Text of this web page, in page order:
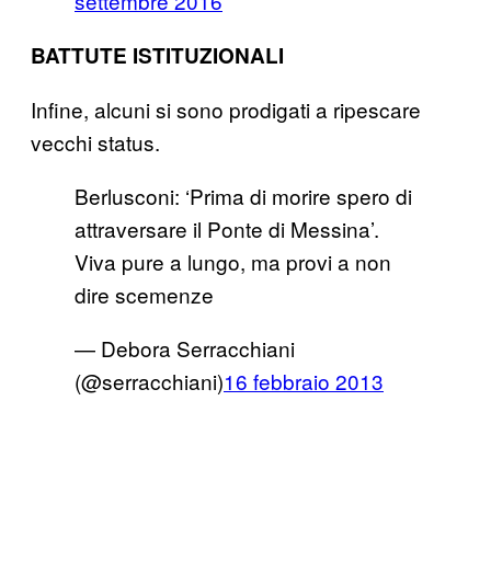
BATTUTE ISTITUZIONALI
Infine, alcuni si sono prodigati a ripescare
vecchi status.
Berlusconi: ‘Prima di morire spero di
attraversare il Ponte di Messina’.
Viva pure a lungo, ma provi a non
dire scemenze
— Debora Serracchiani
(@serracchiani)16 febbraio 2013